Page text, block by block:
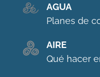
AGUA
Planes de
AIRE
Qué hacer